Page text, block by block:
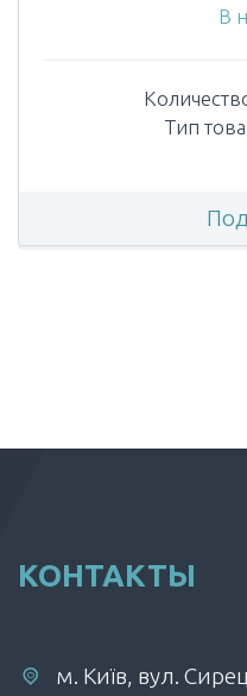
В
Тип
КОНТАКТЫ
м. Київ, вул.